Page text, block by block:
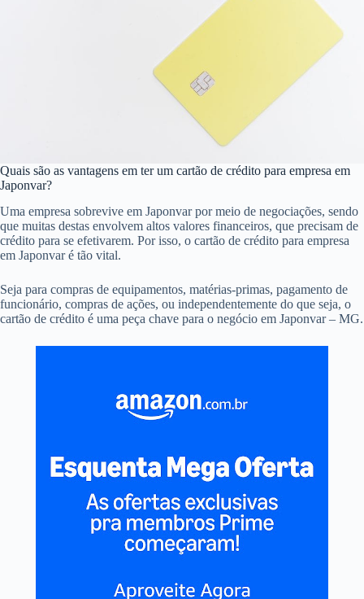
Quais são as vantagens em ter um cartão de crédito para empresa em
Japonvar?
Uma empresa sobrevive em Japonvar por meio de negociações, sendo
que muitas destas envolvem altos valores financeiros, que precisam de
crédito para se efetivarem. Por isso, o cartão de crédito para empresa
em Japonvar é tão vital.
Seja para compras de equipamentos, matérias-primas, pagamento de
funcionário, compras de ações, ou independentemente do que seja, o
cartão de crédito é uma peça chave para o negócio em Japonvar – MG.